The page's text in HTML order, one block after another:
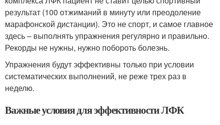
результат (100 отжиманий в минуту или преодоление
марафонской дистанции). Это не спорт, и самое главное
здесь – выполнять упражнения регулярно и правильно.
Рекорды не нужны, нужно побороть болезнь.
Упражнения будут эффективны только при условии
систематических выполнений, не реже трех раз в
неделю.
Важные условия для эффективности ЛФК